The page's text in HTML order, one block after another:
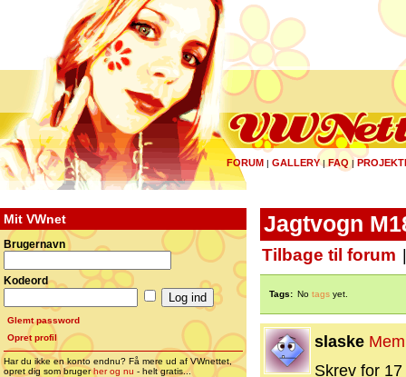
FORUM | GALLERY|FAQ |
Mit VWnet
Brugernavn
Kodeord
Glemt password
Opret profil
Har du ikke en konto endnu? Få mere ud af VWnettet,
opret dig som brugerher og nu - helt gratis...
Jagtvogn
Tilbage til forum
Tags: No tags yet.
slaske
Skrev for